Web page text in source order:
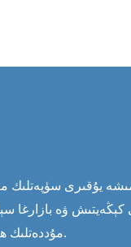
كېڭەيتىش ۋە بازارغا
مۇددەتلىك ھەمكارلارنى ئىزدەۋاتىمىز.